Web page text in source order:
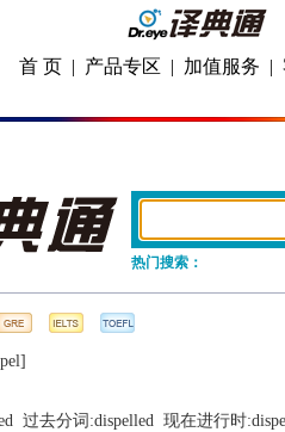
首 页 | 产品专区 | 加值服务 |
热门搜索：
过去分词:dispelled 现在进行时: